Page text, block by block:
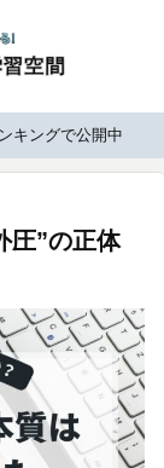
キングで公開中
圧”の正体